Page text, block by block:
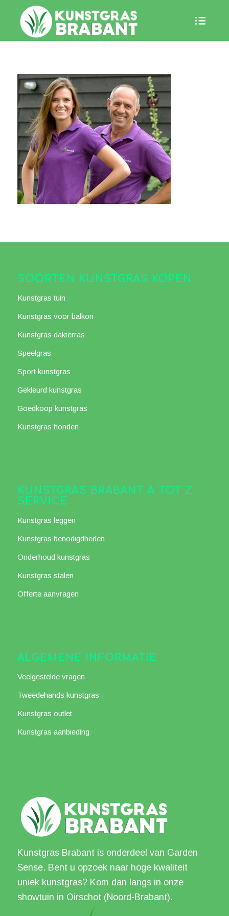
SOORTEN KUNSTGRAS KOPEN
Kunstgras tuin
Kunstgras voor balkon
Kunstgras dakterras
Speelgras
Sport kunstgras
Gekleurd kunstgras
Goedkoop kunstgras
Kunstgras honden
KUNSTGRAS BRABANT A TOT Z
SERVICE
Kunstgras leggen
Kunstgras benodigdheden
Onderhoud kunstgras
Kunstgras stalen
Offerte aanvragen
ALGEMENE INFORMATIE
Veelgestelde vragen
Tweedehands kunstgras
Kunstgras outlet
Kunstgras aanbieding
Kunstgras Brabant is onderdeel van Garden
Sense. Bent u opzoek naar hoge kwaliteit
uniek kunstgras? Kom dan langs in onze
showtuin in Oirschot (Noord-Brabant).